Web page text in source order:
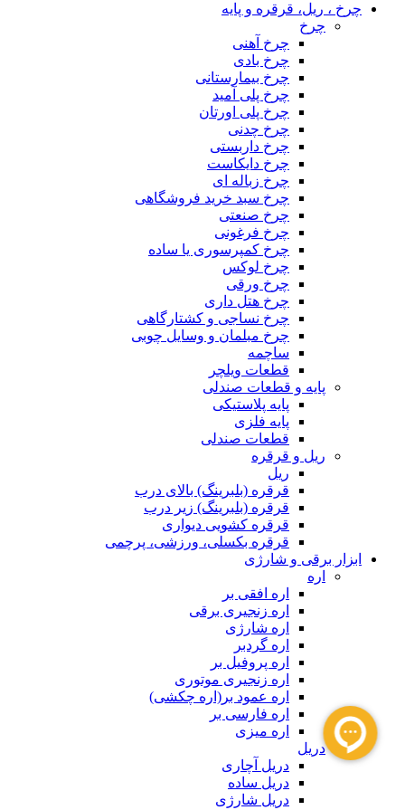
چرخ ، ریل، قرقره و پایه
چرخ
چرخ آهنی
چرخ بادی
چرخ بیمارستانی
چرخ پلی آمید
چرخ پلی اورتان
چرخ چدنی
چرخ داربستی
چرخ دایکاست
چرخ زباله ای
چرخ سبد خرید فروشگاهی
چرخ صنعتی
چرخ فرغونی
چرخ کمپرسوری یا ساده
چرخ لوکس
چرخ ورقی
چرخ هتل داری
چرخ نساجی و کشتارگاهی
چرخ مبلمان و وسایل چوبی
ساچمه
قطعات ویلچر
پایه و قطعات صندلی
پایه پلاستیکی
پایه فلزی
قطعات صندلی
ریل و قرقره
ریل
قرقره (بلبرینگ) بالای درب
قرقره (بلبرینگ) زیر درب
قرقره کشویی دیواری
قرقره بکسلی، ورزشی، پرچمی
ابزار برقی و شارژی
اره
اره افقی بر
اره زنجیری برقی
اره شارژی
اره گردبر
اره پروفیل بر
اره زنجیری موتوری
اره عمود بر(اره چکشی)
اره فارسی بر
اره میزی
دریل
دریل آچاری
دریل ساده
دریل شارژی